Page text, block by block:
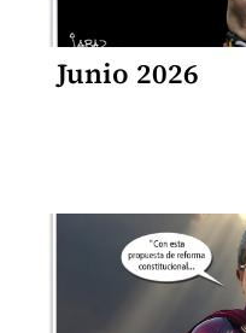
Junio 2026